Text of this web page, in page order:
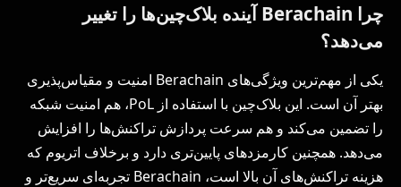
چرا Berachain آینده بلاک‌چین‌ها را تغییر
می‌دهد؟
یکی از مهم‌ترین ویژگی‌های Berachain امنیت و مقیاس‌پذیری
بهتر آن است. این بلاک‌چین با استفاده از PoL، هم امنیت شبکه
را تضمین می‌کند و هم سرعت پردازش تراکنش‌ها را افزایش
می‌دهد. همچنین کارمزدهای پایین‌تری دارد و برخلاف اتریوم که
هزینه تراکنش‌های آن بالا است، Berachain تجربه‌ای سریع‌تر و